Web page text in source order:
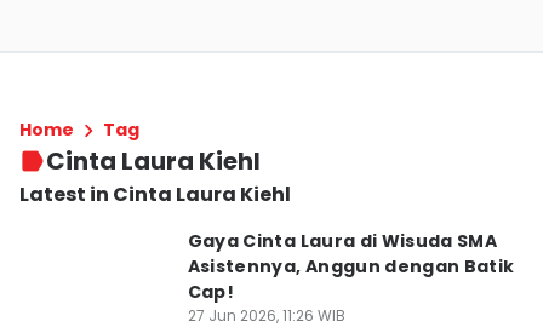
Home Tag
Cinta Laura Kiehl
Latest in Cinta Laura Kiehl
Gaya Cinta Laura di Wisuda SMA
Asistennya, Anggun dengan Batik
Cap!
27 Jun 2026, 11:26 WIB